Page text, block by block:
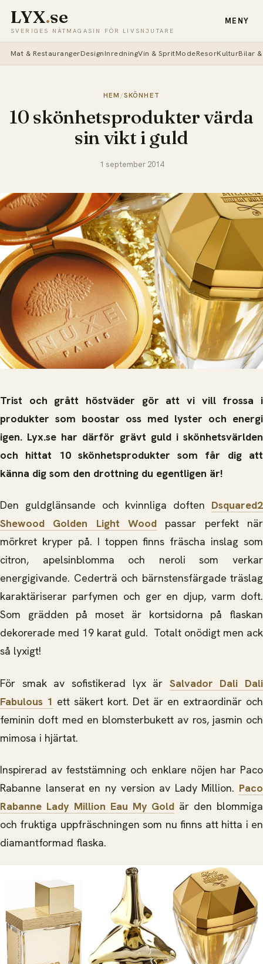
LYX.se
SVERIGES NÄTMAGASIN FÖR LIVSNJUTARE
MENY
Mat & RestaurangerDesignInredningVin & SpritModeResorKulturBilar
HEM /SKÖNHET
10 skönhetsprodukter värda
sin vikt i guld
1 september 2014
Trist och grått höstväder gör att vi vill frossa i
produkter som boostar oss med lyster och energi
igen. Lyx.se har därför grävt guld i skönhetsvärlden
och hittat 10 skönhetsprodukter som får dig att
känna dig som den drottning du egentligen är!
Den guldglänsande och kvinnliga doften Dsquared2
Shewood Golden Light Wood passar perfekt när
mörkret kryper på. I toppen finns fräscha inslag som
citron, apelsinblomma och neroli som verkar
energigivande. Cederträ och bärnstensfärgade träslag
karaktäriserar parfymen och ger en djup, varm doft.
Som grädden på moset är kortsidorna på flaskan
dekorerade med 19 karat guld. Totalt onödigt men ack
så lyxigt!
För smak av sofistikerad lyx är Salvador Dali Dali
Fabulous 1 ett säkert kort. Det är en extraordinär och
feminin doft med en blomsterbukett av ros, jasmin och
mimosa i hjärtat.
Inspirerad av feststämning och enklare nöjen har Paco
Rabanne lanserat en ny version av Lady Million. Paco
Rabanne Lady Million Eau My Gold är den blommiga
och fruktiga uppfräschningen som nu finns att hitta i en
diamantformad flaska.